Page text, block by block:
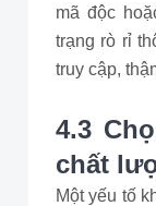
mã độc
trạng rò rỉ
truy cập,
4.3
chất
Một yếu tố